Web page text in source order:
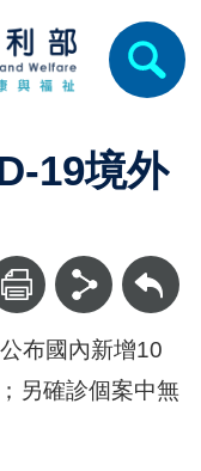
19境外
回上一頁
布國內新增10
另確診個案中無